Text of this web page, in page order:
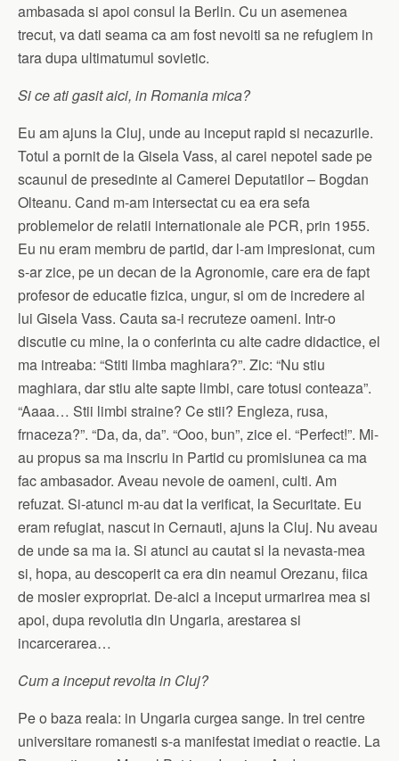
ambasada si apoi consul la Berlin. Cu un asemenea
trecut, va dati seama ca am fost nevoiti sa ne refugiem in
tara dupa ultimatumul sovietic.
Si ce ati gasit aici, in Romania mica?
Eu am ajuns la Cluj, unde au inceput rapid si necazurile.
Totul a pornit de la Gisela Vass, al carei nepotel sade pe
scaunul de presedinte al Camerei Deputatilor – Bogdan
Olteanu. Cand m-am intersectat cu ea era sefa
problemelor de relatii internationale ale PCR, prin 1955.
Eu nu eram membru de partid, dar l-am impresionat, cum
s-ar zice, pe un decan de la Agronomie, care era de fapt
profesor de educatie fizica, ungur, si om de incredere al
lui Gisela Vass. Cauta sa-i recruteze oameni. Intr-o
discutie cu mine, la o conferinta cu alte cadre didactice, el
ma intreaba: “Stiti limba maghiara?”. Zic: “Nu stiu
maghiara, dar stiu alte sapte limbi, care totusi conteaza”.
“Aaaa… Stii limbi straine? Ce stii? Engleza, rusa,
frnaceza?”. “Da, da, da”. “Ooo, bun”, zice el. “Perfect!”. Mi-
au propus sa ma inscriu in Partid cu promisiunea ca ma
fac ambasador. Aveau nevoie de oameni, culti. Am
refuzat. Si-atunci m-au dat la verificat, la Securitate. Eu
eram refugiat, nascut in Cernauti, ajuns la Cluj. Nu aveau
de unde sa ma ia. Si atunci au cautat si la nevasta-mea
si, hopa, au descoperit ca era din neamul Orezanu, fiica
de mosier expropriat. De-aici a inceput urmarirea mea si
apoi, dupa revolutia din Ungaria, arestarea si
incarcerarea…
Cum a inceput revolta in Cluj?
Pe o baza reala: in Ungaria curgea sange. In trei centre
universitare romanesti s-a manifestat imediat o reactie. La